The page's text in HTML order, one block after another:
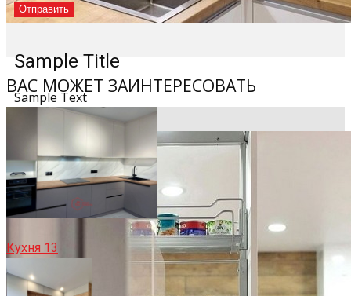
Sample Title
Sample Text
ВАС МОЖЕТ ЗАИНТЕРЕСОВАТЬ
Кухня 13